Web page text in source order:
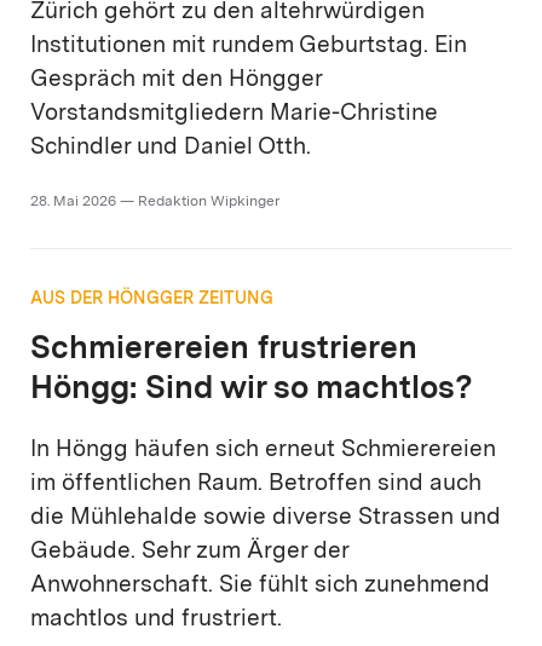
Zürich gehört zu den altehrwürdigen
Institutionen mit rundem Geburtstag. Ein
Gespräch mit den Höngger
Vorstandsmitgliedern Marie-Christine
Schindler und Daniel Otth.
28. Mai 2026 — Redaktion Wipkinger
AUS DER HÖNGGER ZEITUNG
Schmierereien frustrieren
Höngg: Sind wir so machtlos?
In Höngg häufen sich erneut Schmierereien
im öffentlichen Raum. Betroffen sind auch
die Mühlehalde sowie diverse Strassen und
Gebäude. Sehr zum Ärger der
Anwohnerschaft. Sie fühlt sich zunehmend
machtlos und frustriert.